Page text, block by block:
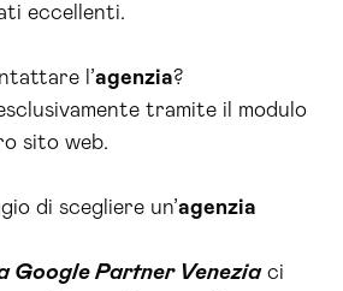
eccellenti.
l’agenzia?
tramite il modulo
sito web.
di scegliere un’agenzia
Google Partner Veneziaci